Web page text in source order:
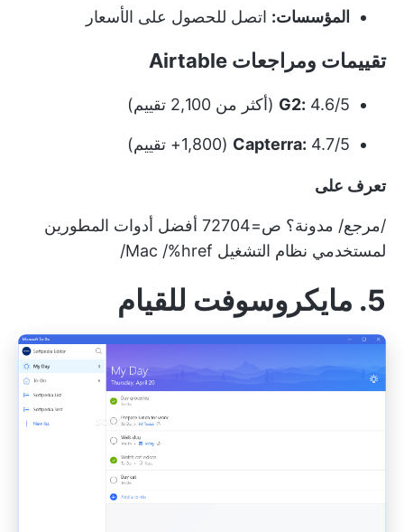
المؤسسات: اتصل للحصول على الأسعار
تقييمات ومراجعات Airtable
G2: 4.6/5 (أكثر من 2,100 تقييم)
Capterra: 4.7/5 (1,800+ تقييم)
تعرف على
/مرجع/ مدونة؟ ص=72704 أفضل أدوات المطورين
لمستخدمي نظام التشغيل Mac /%href/
5. مايكروسوفت للقيام